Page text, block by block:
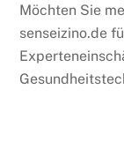
Möchten Sie
senseizino.de